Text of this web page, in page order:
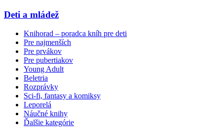
Deti a mládež
Knihorad – poradca kníh pre deti
Pre najmenších
Pre prvákov
Pre pubertiakov
Young Adult
Beletria
Rozprávky
Sci-fi, fantasy a komiksy
Leporelá
Náučné knihy
Ďalšie kategórie